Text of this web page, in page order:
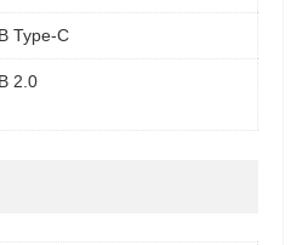
Type-C
2.0